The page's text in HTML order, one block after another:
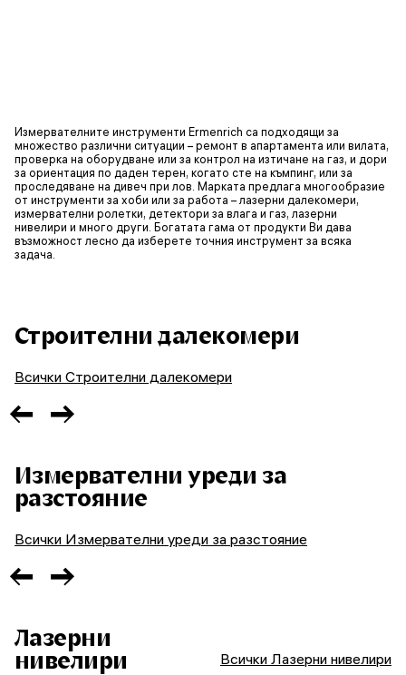
Измервателните инструменти Ermenrich са подходящи за
множество различни ситуации – ремонт в апартамента или вилата,
проверка на оборудване или за контрол на изтичане на газ, и дори
за ориентация по даден терен, когато сте на къмпинг, или за
проследяване на дивеч при лов. Марката предлага многообразие
от инструменти за хоби или за работа – лазерни далекомери,
измервателни ролетки, детектори за влага и газ, лазерни
нивелири и много други. Богатата гама от продукти Ви дава
възможност лесно да изберете точния инструмент за всяка
задача.
Строителни далекомери
Всички Строителни далекомери
Измервателни уреди за
разстояние
Всички Измервателни уреди за разстояние
Лазерни
нивелири
Всички Лазерни нивелири